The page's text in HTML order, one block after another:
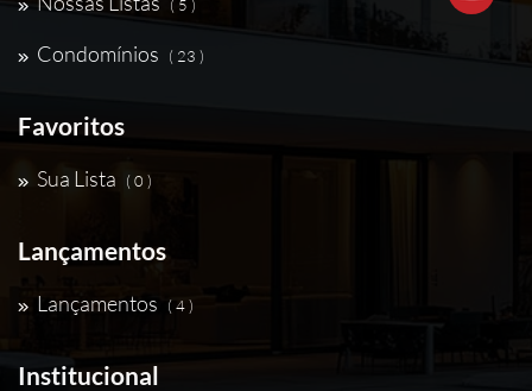
( 5 )
Condomínios ( 23 )
Favoritos
Sua Lista ( 0 )
Lançamentos
Lançamentos ( 4 )
Institucional